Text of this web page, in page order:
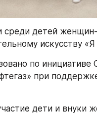
среди детей
искусству
по
при
дети и внуки